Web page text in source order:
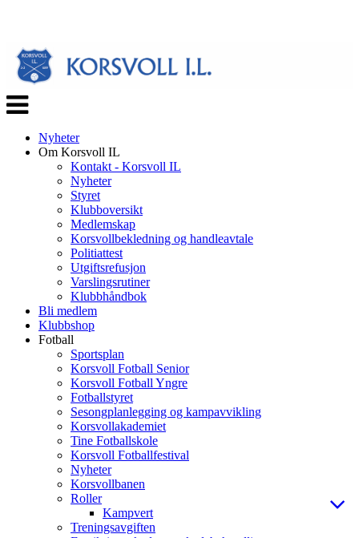
Veksle
navigasjon
Nyheter
Om Korsvoll IL
Kontakt - Korsvoll IL
Nyheter
Styret
Klubboversikt
Medlemskap
Korsvollbekledning og handleavtale
Politiattest
Utgiftsrefusjon
Varslingsrutiner
Klubbhåndbok
Bli medlem
Klubbshop
Fotball
Sportsplan
Korsvoll Fotball Senior
Korsvoll Fotball Yngre
Fotballstyret
Sesongplanlegging og kampavvikling
Korsvollakademiet
Tine Fotballskole
Korsvoll Fotballfestival
Nyheter
Korsvollbanen
Roller
Kampvert
Treningsavgiften